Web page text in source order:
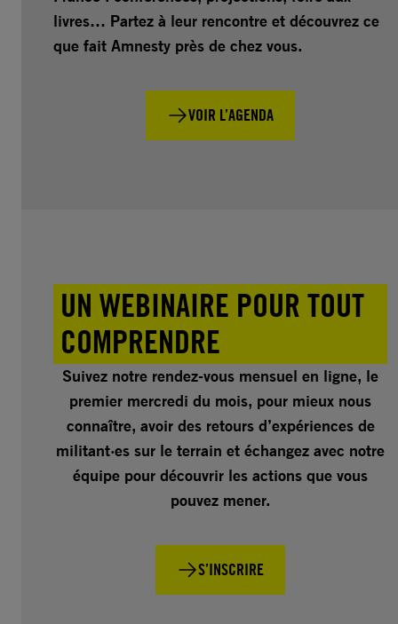
livres… Partez à leur rencontre et découvrez ce
que fait Amnesty près de chez vous.
VOIR L’AGENDA
UN WEBINAIRE POUR TOUT
COMPRENDRE
Suivez notre rendez-vous mensuel en ligne, le
premier mercredi du mois, pour mieux nous
connaître, avoir des retours d’expériences de
militant·es sur le terrain et échangez avec notre
équipe pour découvrir les actions que vous
pouvez mener.
S’INSCRIRE